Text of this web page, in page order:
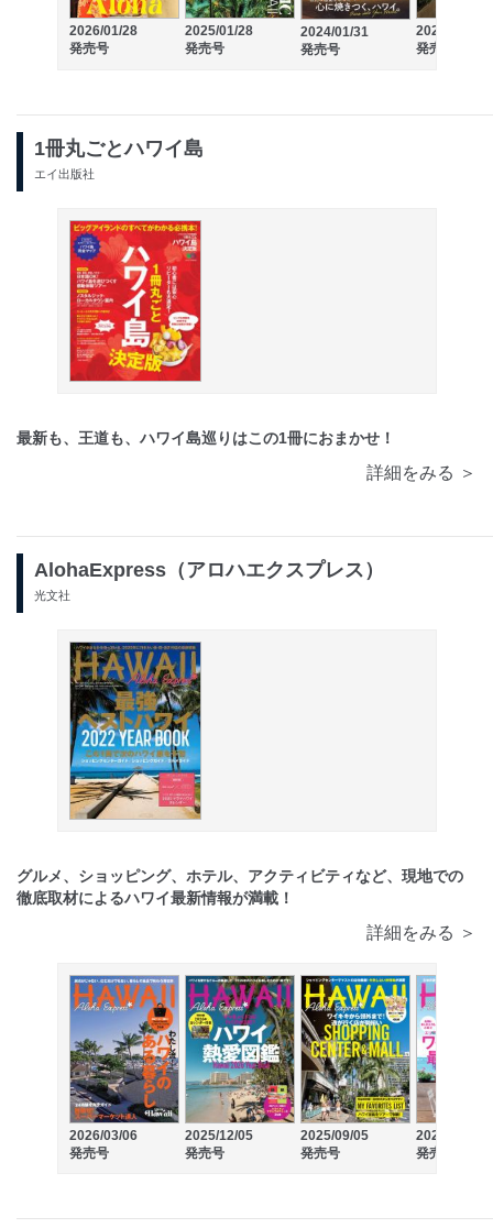
2026/01/28
発売号
2025/01/28
発売号
2024/01/31
発売号
2023/09/06
発売号
1冊丸ごとハワイ島
エイ出版社
最新も、王道も、ハワイ島巡りはこの1冊におまかせ！
詳細をみる ＞
AlohaExpress（アロハエクスプレス）
光文社
グルメ、ショッピング、ホテル、アクティビティなど、現地での
徹底取材によるハワイ最新情報が満載！
詳細をみる ＞
2026/03/06
発売号
2025/12/05
発売号
2025/09/05
発売号
2025/06/06
発売号